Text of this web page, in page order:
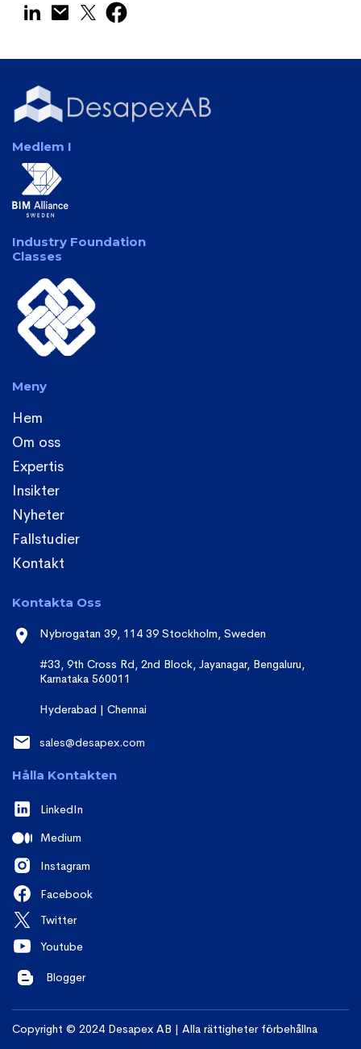
Medlem I
Industry Foundation
Classes
Meny
Hem
Om oss
Expertis
Insikter
Nyheter
Fallstudier
Kontakt
Kontakta Oss
Nybrogatan 39, 114 39 Stockholm, Sweden
#33, 9th Cross Rd, 2nd Block, Jayanagar, Bengaluru,
Karnataka 560011
Hyderabad | Chennai
sales@desapex.com
Hålla Kontakten
LinkedIn
Medium
Instagram
Facebook
Twitter
Youtube
Blogger
Copyright © 2024 Desapex AB | Alla rättigheter förbehållna